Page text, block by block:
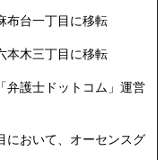
布台一丁目に移転
本木三丁目に移転
弁護士ドットコム」運営
において、オーセンスグ